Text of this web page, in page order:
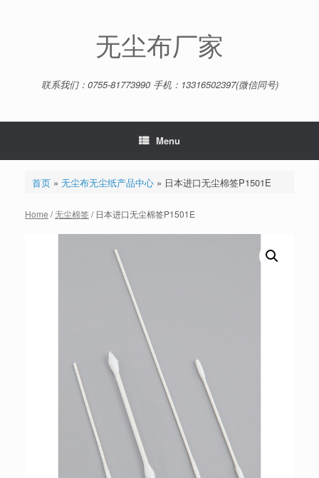
无尘布厂家
联系我们：0755-81773990 手机：13316502397(微信同号)
Menu
首页» 无尘布无尘纸产品中心» 日本进口无尘棉签P1501E
Home /无尘棉签/ 日本进口无尘棉签P1501E